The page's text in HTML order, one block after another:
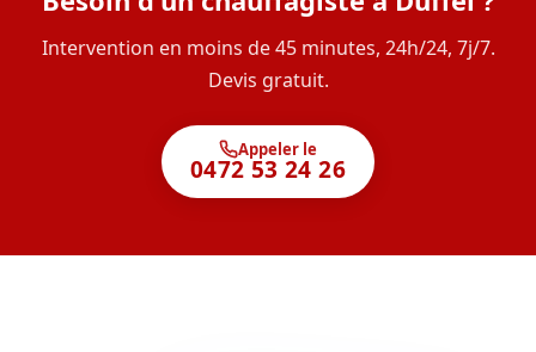
Intervention en moins de 45 minutes, 24h/24, 7j/7.
Devis gratuit.
Appeler le
0472 53 24 26